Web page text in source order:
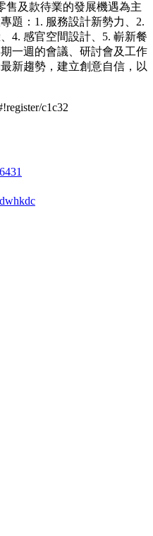
售及款待業的發展機遇為主
題：1. 服務設計新勢力、2.
4. 感官空間設計、5. 嶄新餐
一週的會議、研討會及工作
新趨勢，建立創意自信，以
c1c32